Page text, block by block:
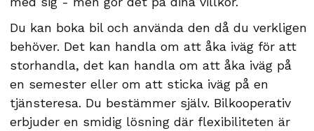
Du kan boka bil och använda den då du verkligen
behöver. Det kan handla om att åka iväg för att
storhandla, det kan handla om att åka iväg på
en semester eller om att sticka iväg på en
tjänsteresa. Du bestämmer själv. Bilkooperativ
erbjuder en smidig lösning där flexibiliteten är